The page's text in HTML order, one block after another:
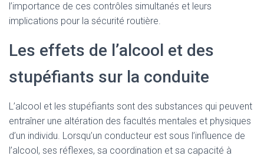
l’importance de ces contrôles simultanés et leurs
implications pour la sécurité routière.
Les effets de l’alcool et des
stupéfiants sur la conduite
L’alcool et les stupéfiants sont des substances qui peuvent
entraîner une altération des facultés mentales et physiques
d’un individu. Lorsqu’un conducteur est sous l’influence de
l’alcool, ses réflexes, sa coordination et sa capacité à